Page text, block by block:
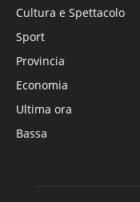
Cultura e Spettacolo
Sport
Provincia
Economia
Ultima ora
Bassa